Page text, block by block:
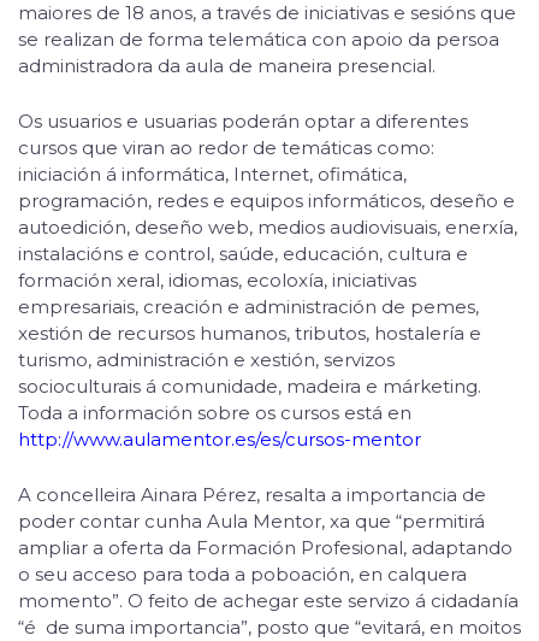
maiores de 18 anos, a través de iniciativas e sesións que
se realizan de forma telemática con apoio da persoa
administradora da aula de maneira presencial.
Os usuarios e usuarias poderán optar a diferentes
cursos que viran ao redor de temáticas como:
iniciación á informática, Internet, ofimática,
programación, redes e equipos informáticos, deseño e
autoedición, deseño web, medios audiovisuais, enerxía,
instalacións e control, saúde, educación, cultura e
formación xeral, idiomas, ecoloxía, iniciativas
empresariais, creación e administración de pemes,
xestión de recursos humanos, tributos, hostalería e
turismo, administración e xestión, servizos
socioculturais á comunidade, madeira e márketing.
Toda a información sobre os cursos está en
http://www.aulamentor.es/es/cursos-mentor
A concelleira Ainara Pérez, resalta a importancia de
poder contar cunha Aula Mentor, xa que “permitirá
ampliar a oferta da Formación Profesional, adaptando
o seu acceso para toda a poboación, en calquera
momento”. O feito de achegar este servizo á cidadanía
“é de suma importancia”, posto que “evitará, en moitos